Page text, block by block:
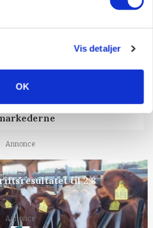
Vis detaljer
OK
Annonce
til 2,8
Annonce